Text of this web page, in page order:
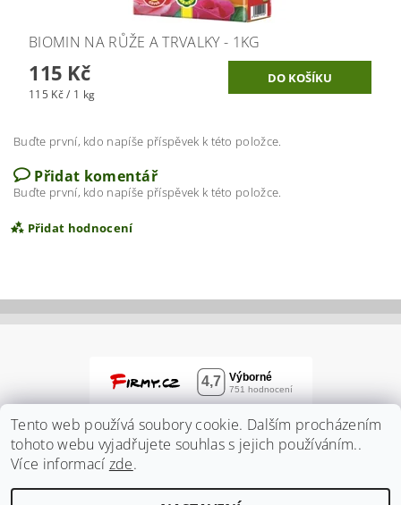
BIOMIN NA RŮŽE A TRVALKY - 1KG
115 Kč
115 Kč / 1 kg
Buďte první, kdo napíše příspěvek k této položce.
Přidat komentář
Buďte první, kdo napíše příspěvek k této položce.
Přidat hodnocení
Tento web používá soubory cookie. Dalším procházením
tohoto webu vyjadřujete souhlas s jejich používáním..
Více informací zde.